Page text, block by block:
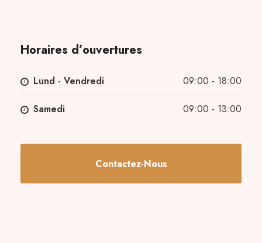
Horaires d’ouvertures
Lund - Vendredi 09:00 - 18:00
Samedi 09:00 - 13:00
Contactez-Nous